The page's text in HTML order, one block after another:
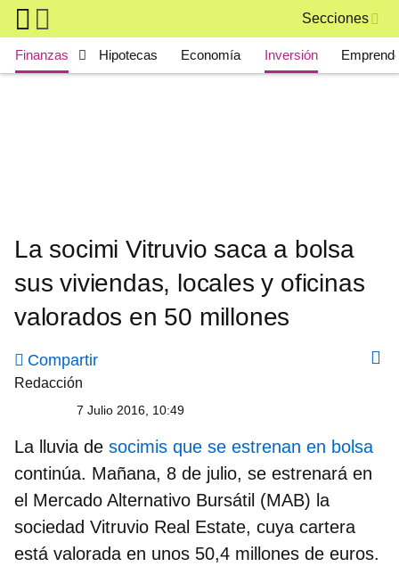
Skip to main content
Secciones
Main navigation
Finanzas Hipotecas Economía Inversión
La socimi Vitruvio saca a bolsa
sus viviendas, locales y oficinas
valorados en 50 millones
Compartir
Redacción
7 Julio 2016, 10:49
La lluvia de socimis que se estrenan en bolsa
continúa. Mañana, 8 de julio, se estrenará en
el Mercado Alternativo Bursátil (MAB) la
sociedad Vitruvio Real Estate, cuya cartera
está valorada en unos 50,4 millones de euros.